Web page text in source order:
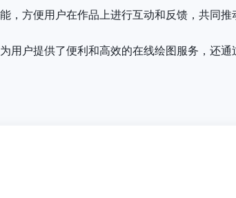
，方便用户在作品上进行互动和反馈，共同推
用户提供了便利和高效的在线绘图服务，还